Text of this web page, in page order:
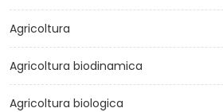
Agricoltura
Agricoltura biodinamica
Agricoltura biologica